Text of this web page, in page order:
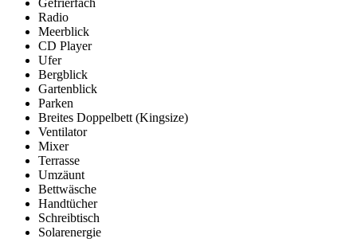
Gefrierfach
Radio
Meerblick
CD Player
Ufer
Bergblick
Gartenblick
Parken
Breites Doppelbett (Kingsize)
Ventilator
Mixer
Terrasse
Umzäunt
Bettwäsche
Handtücher
Schreibtisch
Solarenergie